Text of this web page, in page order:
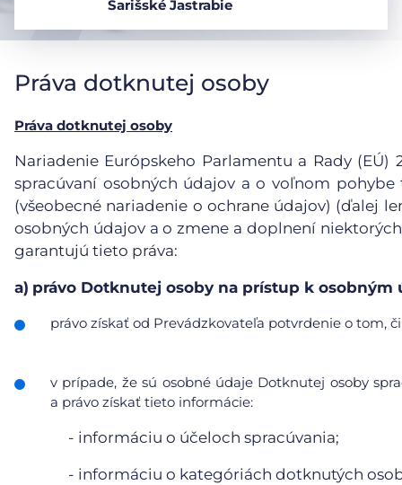
Šarišské Jastrabie
Práva dotknutej osoby
Práva dotknutej osoby
Nariadenie Európskeho Parlamentu a Rady (EÚ)
spracúvaní osobných údajov a o voľnom
(všeobecné nariadenie o ochrane údajov) (ďalej
osobných údajov a o zmene a doplnení
garantujú tieto práva:
a) právo Dotknutej osoby na prístup k osobným
právo získať od Prevádzkovateľa potvrdenie o tom,
v prípade, že sú osobné údaje Dotknutej osoby
a právo získať tieto informácie:
- informáciu o účeloch spracúvania;
- informáciu o kategóriách dotknutých